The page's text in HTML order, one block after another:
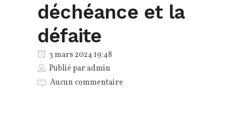
déchéance et la
défaite
3 mars 2024 19:48
Publié paradmin
Aucun commentaire